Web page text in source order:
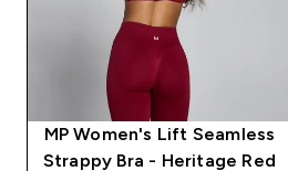
MP Women's Lift Seamless
Strappy Bra - Heritage Red